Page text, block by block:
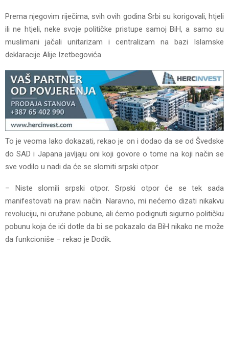
Prema njegovim riječima, svih ovih godina Srbi su korigovali, htjeli
ili ne htjeli, neke svoje političke pristupe samoj BiH, a samo su
muslimani jačali unitarizam i centralizam na bazi Islamske
deklaracije Alije Izetbegovića.
To je veoma lako dokazati, rekao je on i dodao da se od Švedske
do SAD i Јapana javljaju oni koji govore o tome na koji način se
sve vodilo u nadi da će se slomiti srpski otpor.
– Niste slomili srpski otpor. Srpski otpor će se tek sada
manifestovati na pravi način. Naravno, mi nećemo dizati nikakvu
revoluciju, ni oružane pobune, ali ćemo podignuti sigurno političku
pobunu koja će ići dotle da bi se pokazalo da BiH nikako ne može
da funkcioniše – rekao je Dodik.